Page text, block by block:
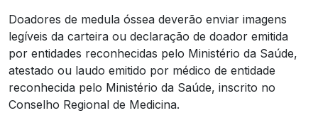
Doadores de medula óssea deverão enviar imagens
legíveis da carteira ou declaração de doador emitida
por entidades reconhecidas pelo Ministério da Saúde,
atestado ou laudo emitido por médico de entidade
reconhecida pelo Ministério da Saúde, inscrito no
Conselho Regional de Medicina.